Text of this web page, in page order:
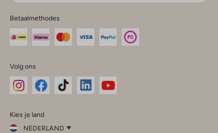
Betaalmethodes
Volg ons
InstagramFacebook
Kies je land
NEDERLAND